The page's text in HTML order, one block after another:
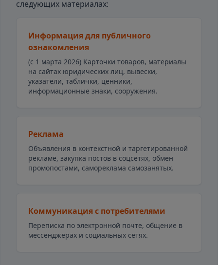
следующих материалах:
Информация для публичного
ознакомления
(с 1 марта 2026) Карточки товаров, материалы
на сайтах юридических лиц, вывески,
указатели, таблички, ценники,
информационные знаки, сооружения.
Реклама
Объявления в контекстной и таргетированной
рекламе, закупка постов в соцсетях, обмен
промопостами, самореклама самозанятых.
Коммуникация с потребителями
Переписка по электронной почте, общение в
мессенджерах и социальных сетях.